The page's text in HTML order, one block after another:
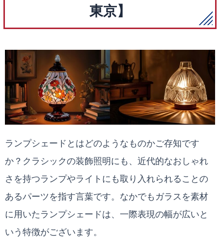
東京】
ランプシェードとはどのようなものかご存知です
か？クラシックの装飾照明にも、近代的なおしゃれ
さを持つランプやライトにも取り入れられることの
あるパーツを指す言葉です。なかでもガラスを素材
に用いたランプシェードは、一際表現の幅が広いと
いう特徴がございます。